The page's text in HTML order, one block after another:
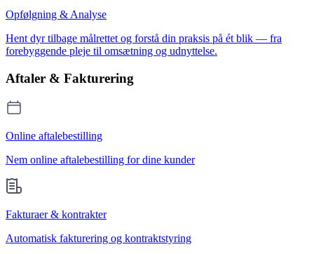
Opfølgning & Analyse
Hent dyr tilbage målrettet og forstå din praksis på ét blik — fra
forebyggende pleje til omsætning og udnyttelse.
Aftaler & Fakturering
Online aftalebestilling
Nem online aftalebestilling for dine kunder
Fakturaer & kontrakter
Automatisk fakturering og kontraktstyring